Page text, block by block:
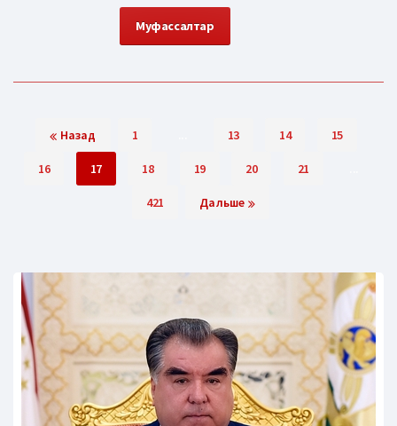
Муфассалтар
Назад 1 13 14 15
16 17 18 19 20 21
421 Дальше